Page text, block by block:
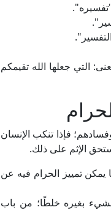
التي جعلها الله تقيمكم
فإذا تنكب الإنسان
الإثم على ذلك.
تمييز الحرام فيه عن
العلمية): [خلطتُ الشيء بغيره خلطًا؛ من باب